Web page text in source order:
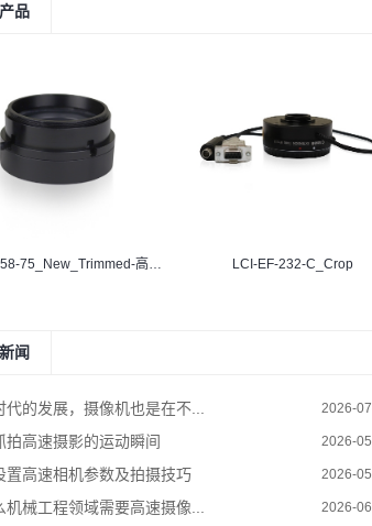
品
LC-2A-M58-75_New_Trimmed-高速摄像仪 LCI-EF-232-C_Crop
闻
代的发展，摄像机也是在不... 2026-
拍高速摄影的运动瞬间 2026-
置高速相机参数及拍摄技巧 2026-
机械工程领域需要高速摄像... 2026-